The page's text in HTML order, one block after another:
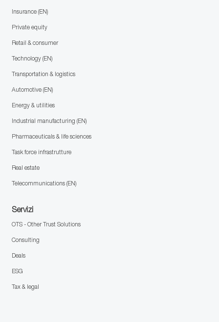
Insurance (EN)
Private equity
Retail & consumer
Technology (EN)
Transportation & logistics
Automotive (EN)
Energy & utilities
Industrial manufacturing (EN)
Pharmaceuticals & life sciences
Task force infrastrutture
Real estate
Telecommunications (EN)
Servizi
OTS - Other Trust Solutions
Consulting
Deals
ESG
Tax & legal